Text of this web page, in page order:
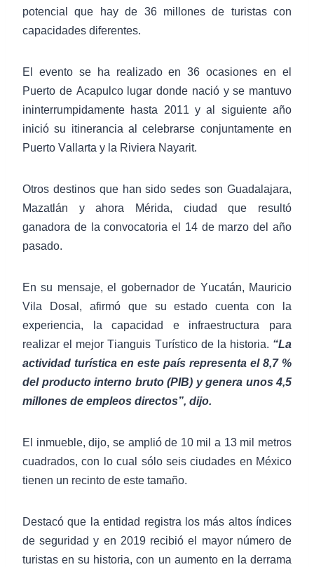
potencial que hay de 36 millones de turistas con
capacidades diferentes.
El evento se ha realizado en 36 ocasiones en el
Puerto de Acapulco lugar donde nació y se mantuvo
ininterrumpidamente hasta 2011 y al siguiente año
inició su itinerancia al celebrarse conjuntamente en
Puerto Vallarta y la Riviera Nayarit.
Otros destinos que han sido sedes son Guadalajara,
Mazatlán y ahora Mérida, ciudad que resultó
ganadora de la convocatoria el 14 de marzo del año
pasado.
En su mensaje, el gobernador de Yucatán, Mauricio
Vila Dosal, afirmó que su estado cuenta con la
experiencia, la capacidad e infraestructura para
realizar el mejor Tianguis Turístico de la historia. “La
actividad turística en este país representa el 8,7 %
del producto interno bruto (PIB) y genera unos 4,5
millones de empleos directos”, dijo.
El inmueble, dijo, se amplió de 10 mil a 13 mil metros
cuadrados, con lo cual sólo seis ciudades en México
tienen un recinto de este tamaño.
Destacó que la entidad registra los más altos índices
de seguridad y en 2019 recibió el mayor número de
turistas en su historia, con un aumento en la derrama